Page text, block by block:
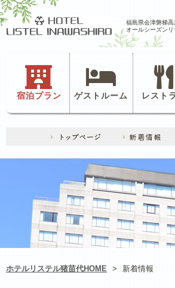
福島県会津磐梯
オールシーズン
宿泊プラン ゲストルーム レスト
ホテルリステル猪苗代HOME > 新着情報